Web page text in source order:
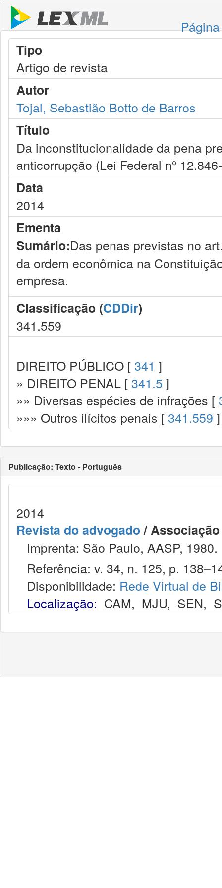
Tipo
Artigo de revista
Autor
Tojal, Sebastião Botto de Barros
Título
Da inconstitucionalidade da pena
anticorrupção (Lei Federal nº
Data
2014
Ementa
Sumário:Das penas previstas no
da ordem econômica na
empresa.
Classificação (CDDir)
341.559
DIREITO PÚBLICO [ 341 ]
» DIREITO PENAL [ 341.5 ]
»» Diversas espécies de infrações [
»»» Outros ilícitos penais [ 341.559 ]
Publicação: Texto - Português
2014
Revista do advogado/
Imprenta: São Paulo, AASP, 1980.
Referência: v. 34, n. 125, p.
Disponibilidade: Rede Virtual de
Localização: CAM, MJU, SEN,